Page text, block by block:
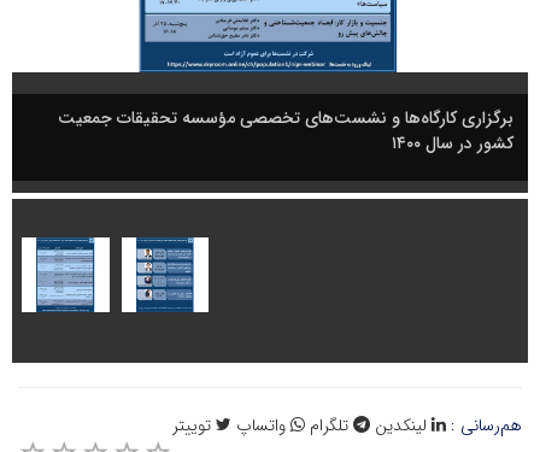
برگزاری کارگاه‌ها و نشست‌های تخصصی مؤسسه تحقیقات جمعیت
کشور در سال ۱۴۰۰
هم‌رسانی : لینکدین تلگرام واتساپ توییتر